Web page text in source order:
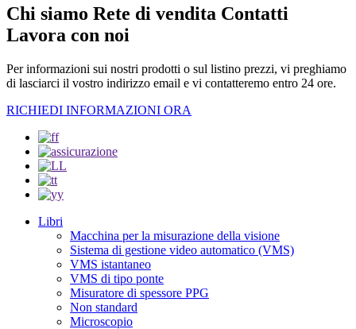
Chi siamo Rete di vendita Contatti
Lavora con noi
Per informazioni sui nostri prodotti o sul listino prezzi, vi preghiamo
di lasciarci il vostro indirizzo email e vi contatteremo entro 24 ore.
RICHIEDI INFORMAZIONI ORA
Libri
Macchina per la misurazione della visione
Sistema di gestione video automatico (VMS)
VMS istantaneo
VMS di tipo ponte
Misuratore di spessore PPG
Non standard
Microscopio